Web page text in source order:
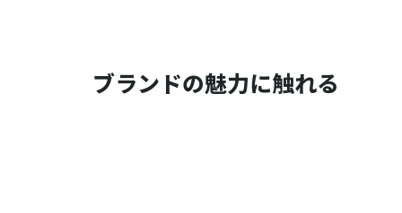
ブランドの魅力に触れる